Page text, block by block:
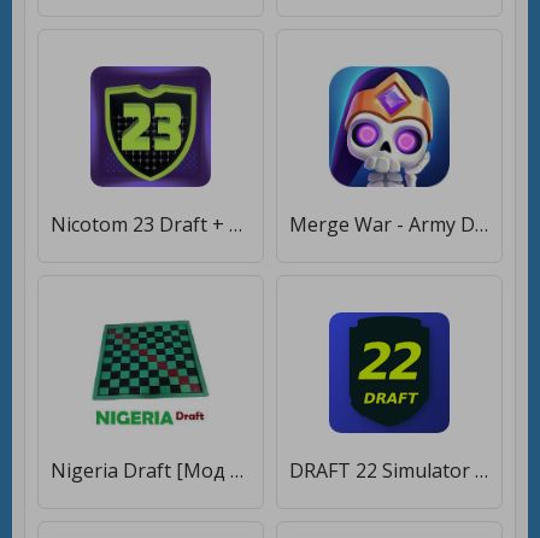
Nicotom 23 Draft + Pack Opener [Мод меню] Merge War - Army Draft Battler [Много монет]
Nigeria Draft [Мод меню] DRAFT 22 Simulator [Мод меню]